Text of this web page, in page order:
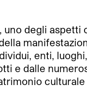
degli
enti,
e dalle